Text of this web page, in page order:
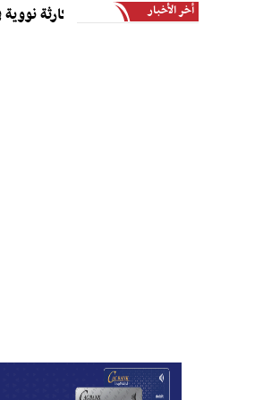
أخر الأخبار
الذي تسبب بأسوأ كارثة نووية في العالم